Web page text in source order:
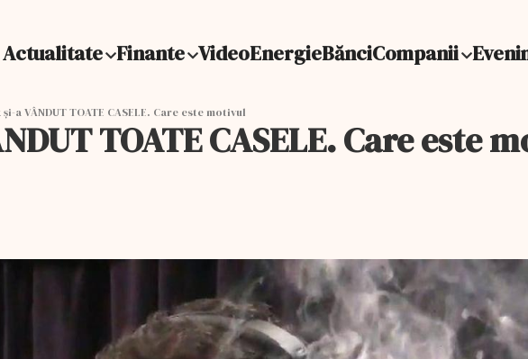
Actualitate Finante VideoEnergieBănciCompanii
a VÂNDUT TOATE CASELE. Care este motivul
TOATE CASELE. Care este